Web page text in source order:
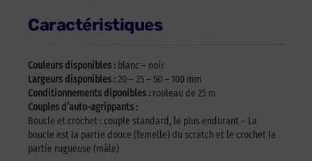
Caractéristiques
Couleurs disponibles : blanc – noir
Largeurs disponibles :20 – 25 – 50 – 100 mm
Conditionnements diponibles : rouleau de 25 m
Couples d’auto-agrippants :
Boucle et crochet : couple standard, le plus endurant – La
boucle est la partie douce (femelle) du scratch et le crochet la
partie rugueuse (mâle)